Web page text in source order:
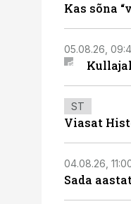
Kas sõna
05.08.26,
ST
Viasat
04.08.26,
Sada